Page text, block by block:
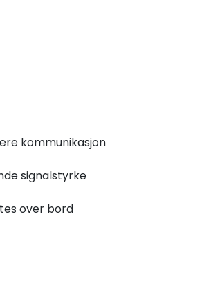
kommunikasjon
signalstyrke
over bord